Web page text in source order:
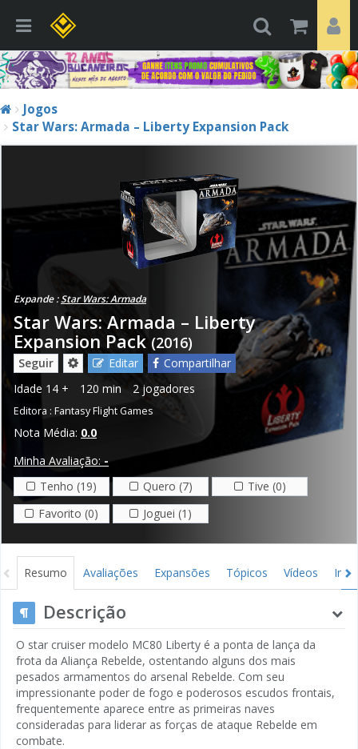
Jogos
Star Wars: Armada – Liberty Expansion Pack
Expande :Star Wars: Armada
Star Wars: Armada – Liberty
Expansion Pack (2016)
Seguir Editar
Compartilhar
Idade 14 + 120 min 2 jogadores
Editora : Fantasy Flight Games
Nota Média: 0.0
Minha Avaliação: -
Tenho (19)
Quero (7)
Tive (0)
Favorito (0)
Joguei (1)
Resumo Avaliações Expansões Tópicos Vídeos
Descrição
O star cruiser modelo MC80 Liberty é a ponta de lança da
frota da Aliança Rebelde, ostentando alguns dos mais
pesados armamentos do arsenal Rebelde. Com seu
impressionante poder de fogo e poderosos escudos frontais,
frequentemente aparece entre as primeiras naves
consideradas para liderar as forças de ataque Rebelde em
combate.